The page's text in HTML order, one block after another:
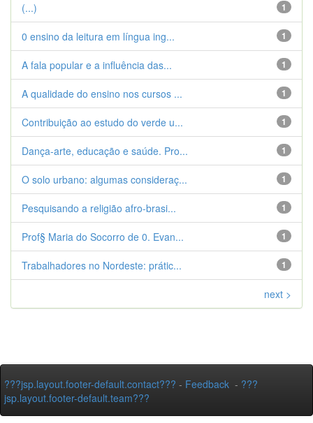
1
(...)
1
0 ensino da leitura em língua ing...
1
A fala popular e a influência das...
1
A qualidade do ensino nos cursos ...
1
Contribuição ao estudo do verde u...
1
Dança-arte, educação e saúde. Pro...
1
O solo urbano: algumas consideraç...
1
Pesquisando a religião afro-brasi...
1
Prof§ Maria do Socorro de 0. Evan...
1
Trabalhadores no Nordeste: prátic...
next >
???jsp.layout.footer-default.contact??? - Feedback - ???
jsp.layout.footer-default.team???